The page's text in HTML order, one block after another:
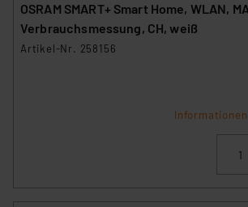
OSRAM SMART+ Smart Home, WLAN,
Verbrauchsmessung, CH, weiß
Artikel-Nr. 258156